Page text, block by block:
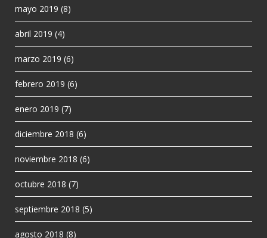
mayo 2019 (8)
abril 2019 (4)
marzo 2019 (6)
febrero 2019 (6)
enero 2019 (7)
diciembre 2018 (6)
noviembre 2018 (6)
octubre 2018 (7)
septiembre 2018 (5)
agosto 2018 (8)